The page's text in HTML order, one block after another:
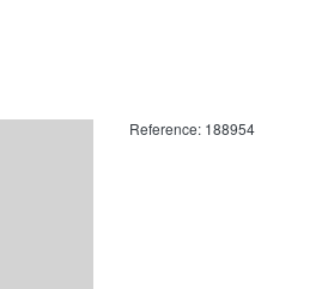
Reference: 188954